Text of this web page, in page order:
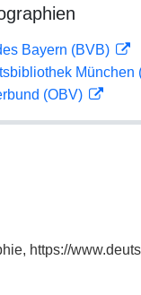
Bayern (BVB)
München
(OBV)
https://